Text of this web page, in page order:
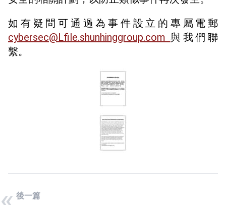
如有疑問可通過為事件設立的專屬電郵
cybersec@Lfile.shunhinggroup.com 與我們聯
繫。
後一篇